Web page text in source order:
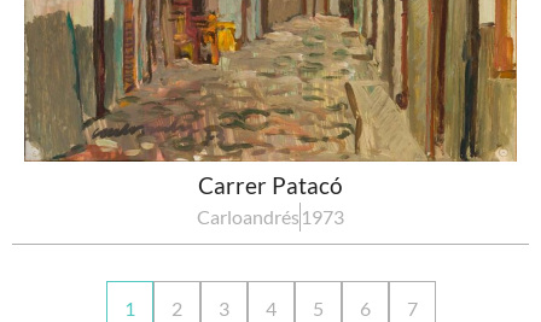
Carrer Patacó
Carloandrés 1973
1 2 3 4 5 6 7